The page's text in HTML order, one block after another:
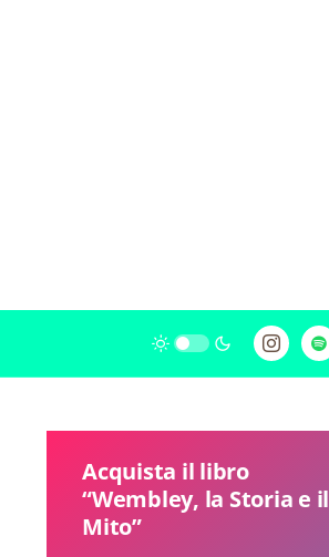
Acquista il libro
“Wembley, la Storia e il
Mito”